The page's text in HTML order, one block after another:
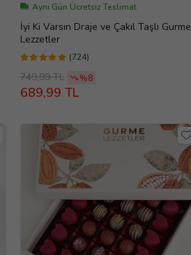
Aynı Gün Ücretsiz Teslimat
İyi Ki Varsın Draje ve Çakıl Taşlı Gurme
Lezzetler
(724)
749,99 TL %8
689,99 TL